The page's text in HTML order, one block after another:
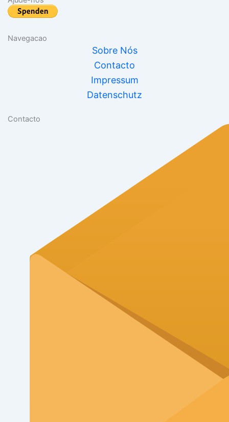
Navegacao
Sobre Nós
Contacto
Impressum
Datenschutz
Contacto